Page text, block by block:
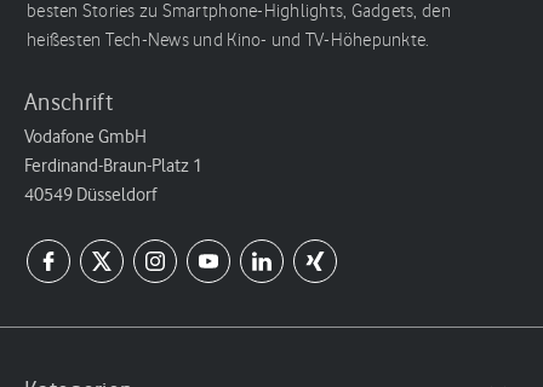
besten Stories zu Smartphone-Highlights, Gadgets, den
heißesten Tech-News und Kino- und TV-Höhepunkte.
Anschrift
Vodafone GmbH
Ferdinand-Braun-Platz 1
40549 Düsseldorf